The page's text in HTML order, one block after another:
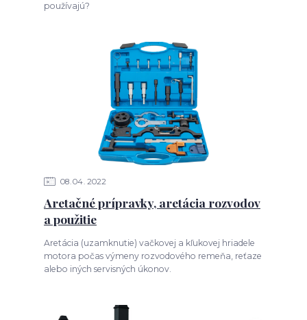
používajú?
08 04 2022
Aretačné prípravky, aretácia rozvodov
a použitie
Aretácia (uzamknutie) vačkovej a kľukovej hriadele
motora počas výmeny rozvodového remeňa, reťaze
alebo iných servisných úkonov.